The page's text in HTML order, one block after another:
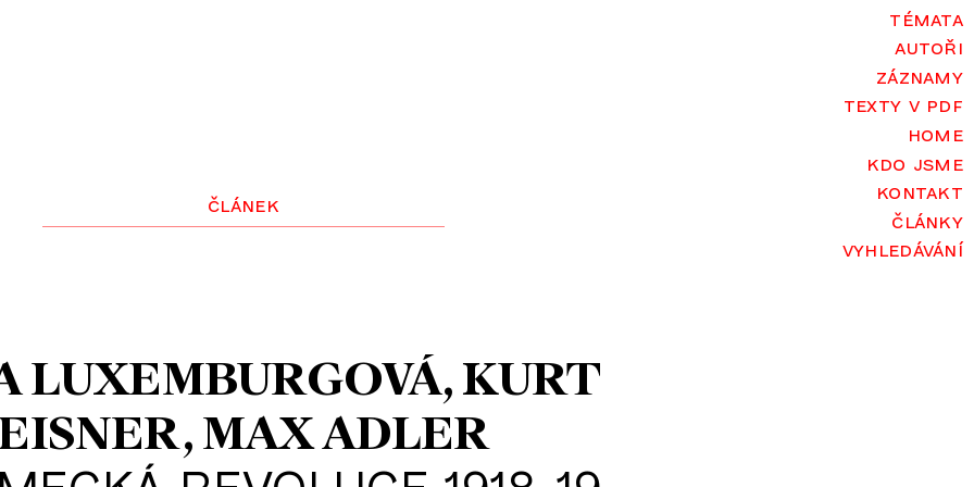
témata
autoři
záznamy
texty v pdf
home
kdo jsme
kontakt
články
vyhledávání
článek
LUXEMBURGOVÁ KURT
MAX ADLER